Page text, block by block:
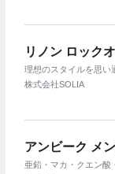
リノン ロック
理想のスタイルを思い
株式会社SOLIA
アンビーク メ
亜鉛・マカ・クエン酸